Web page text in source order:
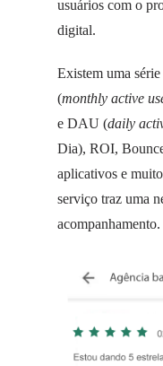
usuários com o
digital.
Existem uma
(monthly active
e DAU (daily
Dia), ROI,
aplicativos e
serviço traz uma
acompanhamento.